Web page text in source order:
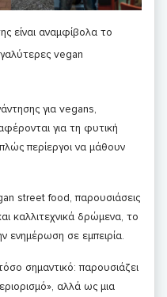
είναι αναμφίβολα το
vegan
για vegans,
για τη φυτική
περίεργοι να μάθουν
street food, παρουσιάσεις
καλλιτεχνικά δρώμενα, το
ενημέρωση σε εμπειρία.
σημαντικό: παρουσιάζει
αλλά ως μια